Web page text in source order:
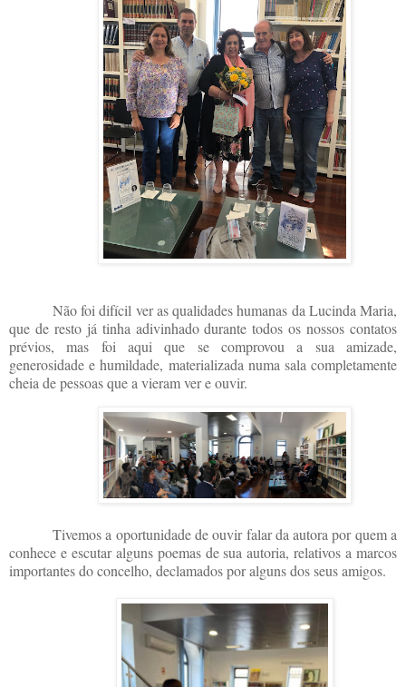
Não foi difícil ver as qualidades humanas da Lucinda Maria,
que de resto já tinha adivinhado durante todos os nossos contatos
prévios, mas foi aqui que se comprovou a sua amizade,
generosidade e humildade, materializada numa sala completamente
cheia de pessoas que a vieram ver e ouvir.
Tivemos a oportunidade de ouvir falar da autora por quem a
conhece e escutar alguns poemas de sua autoria, relativos a marcos
importantes do concelho, declamados por alguns dos seus amigos.